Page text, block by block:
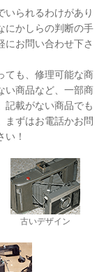
いられるわけがあり
にかしらの判断の手
にお問い合わせ下さ
ても、修理可能な商
い商品など、一部商
記載がない商品でも
まずはお電話かお問
！
古いデザイン